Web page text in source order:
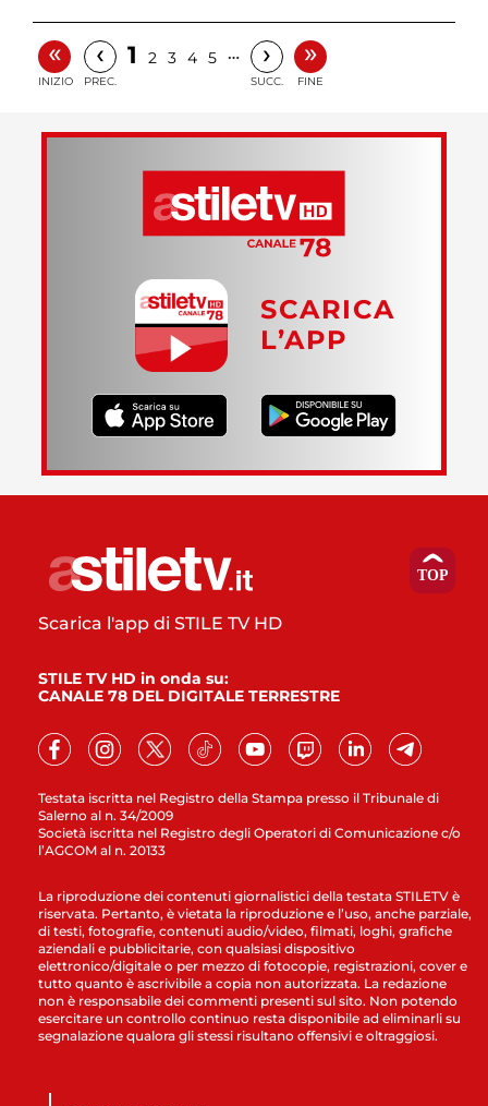
«
INIZIO
‹
PREC.
1 2 3 4 5 … ›
SUCC.
»
FINE
SCARICA
L’APP
Testata iscritta nel Registro della Stampa presso il Tribunale di
Salerno al n. 34/2009
Società iscritta nel Registro degli Operatori di Comunicazione c/o
l’AGCOM al n. 20133
Scarica l'app di STILE TV HD
STILE TV HD in onda su:
CANALE 78 DEL DIGITALE TERRESTRE
La riproduzione dei contenuti giornalistici della testata STILETV è
riservata. Pertanto, è vietata la riproduzione e l’uso, anche parziale,
di testi, fotografie, contenuti audio/video, filmati, loghi, grafiche
aziendali e pubblicitarie, con qualsiasi dispositivo
elettronico/digitale o per mezzo di fotocopie, registrazioni, cover e
tutto quanto è ascrivibile a copia non autorizzata. La redazione
non è responsabile dei commenti presenti sul sito. Non potendo
esercitare un controllo continuo resta disponibile ad eliminarli su
segnalazione qualora gli stessi risultano offensivi e oltraggiosi.